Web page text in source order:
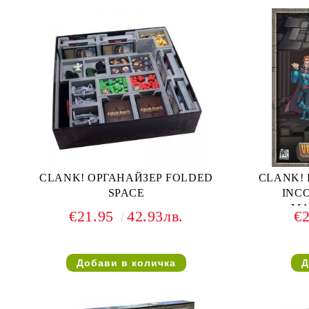
CLANK! ОРГАНАЙЗЕР FOLDED
SPACE
€21.95 42.93лв.
CLANK!